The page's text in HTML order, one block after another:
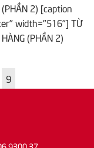
(PHẦN 2) [caption
width="516"] TỪ
(PHẦN 2)
9